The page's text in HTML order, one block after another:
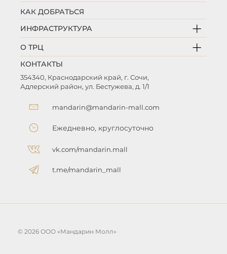
КАК ДОБРАТЬСЯ
ИНФРАСТРУКТУРА
О ТРЦ
КОНТАКТЫ
354340, Краснодарский край, г. Сочи,
Адлерский район, ул. Бестужева, д. 1/1
mandarin@mandarin-mall.com
Ежедневно, круглосуточно
vk.com/mandarin.mall
t.me/mandarin_mall
© 2026 OOO «Мандарин Молл»